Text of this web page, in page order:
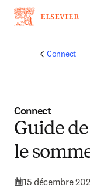
Connect
Connect
Guide
le
15 décembre